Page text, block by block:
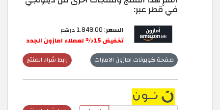
في قطر عبر:
السعر: 1,848.00 درهم
تخفيض 15% لعملاء امازون الجدد
رابط شراء المنتج صفحة كوبونات امازون الامارات